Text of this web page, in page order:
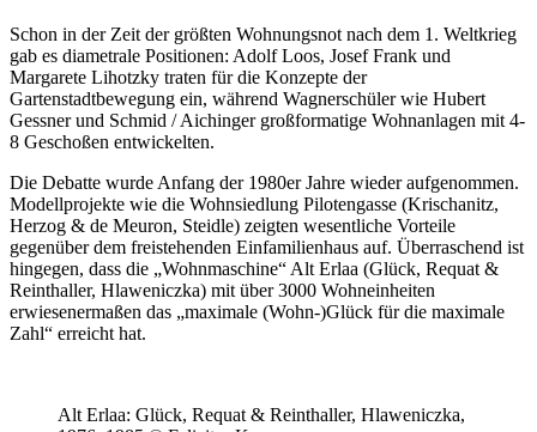
Schon in der Zeit der größten Wohnungsnot nach dem 1. Weltkrieg
gab es diametrale Positionen: Adolf Loos, Josef Frank und
Margarete Lihotzky traten für die Konzepte der
Gartenstadtbewegung ein, während Wagnerschüler wie Hubert
Gessner und Schmid / Aichinger großformatige Wohnanlagen mit 4-
8 Geschoßen entwickelten.
Die Debatte wurde Anfang der 1980er Jahre wieder aufgenommen.
Modellprojekte wie die Wohnsiedlung Pilotengasse (Krischanitz,
Herzog & de Meuron, Steidle) zeigten wesentliche Vorteile
gegenüber dem freistehenden Einfamilienhaus auf. Überraschend ist
hingegen, dass die „Wohnmaschine“ Alt Erlaa (Glück, Requat &
Reinthaller, Hlaweniczka) mit über 3000 Wohneinheiten
erwiesenermaßen das „maximale (Wohn-)Glück für die maximale
Zahl“ erreicht hat.
Alt Erlaa: Glück, Requat & Reinthaller, Hlaweniczka,